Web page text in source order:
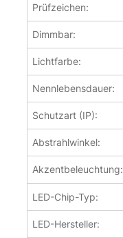
Prüfzeichen:
Dimmbar:
Lichtfarbe:
Nennlebensdauer:
Schutzart (IP):
Abstrahlwinkel:
Akzentbeleuchtung:
LED-Chip-Typ:
LED-Hersteller: